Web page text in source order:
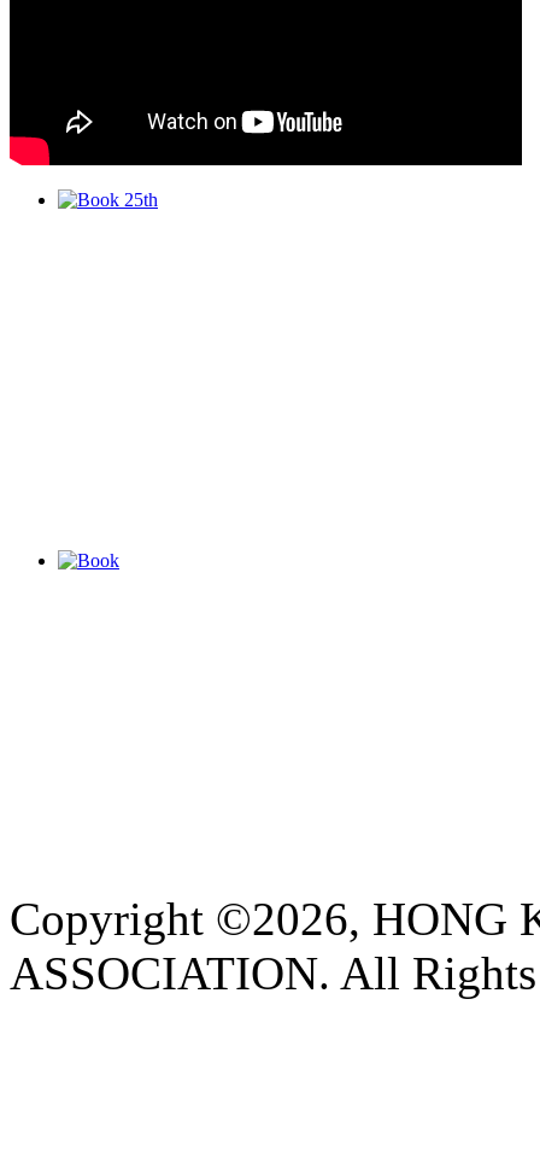
Copyright ©2026, HONG
ASSOCIATION. All Rights